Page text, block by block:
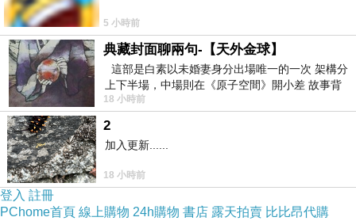
PS.若您家裡有0~4歲的小朋友，
入索取免費《迪士尼美語世界試用包》
↓↓↓限量特優價格按鈕↓↓↓
5 小時前
典藏封面聊兩句-【天外金球】
這部是白素以未婚妻身分出場唯一的一次 架構分
上下半場，中場則在《原子空間》開小差 故事背
景影射西藏境外流亡 地下組織
18 小時前
2
加入更新......
18 小時前
登入 註冊
PChome首頁 線上購物 24h購物 書店 露天拍賣 比比昂代購